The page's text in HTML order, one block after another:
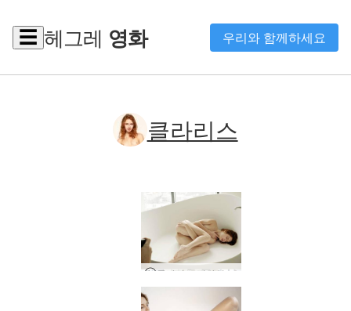
☰ 헤그레 영화 우리와 함께하세요
클라리스
클라리스 비하인드 스토리